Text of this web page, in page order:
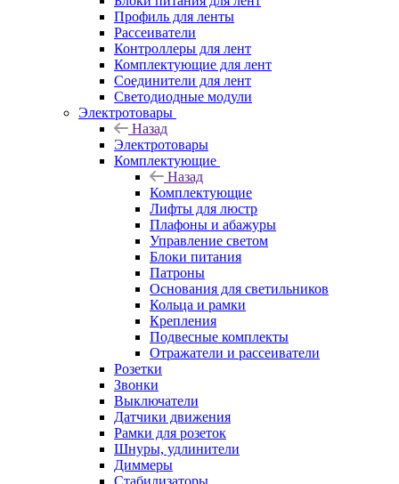
Профиль для ленты
Рассеиватели
Контроллеры для лент
Комплектующие для лент
Соединители для лент
Светодиодные модули
Электротовары
Назад
Электротовары
Комплектующие
Назад
Комплектующие
Лифты для люстр
Плафоны и абажуры
Управление светом
Блоки питания
Патроны
Основания для светильников
Кольца и рамки
Крепления
Подвесные комплекты
Отражатели и рассеиватели
Розетки
Звонки
Выключатели
Датчики движения
Рамки для розеток
Шнуры, удлинители
Диммеры
Стабилизаторы